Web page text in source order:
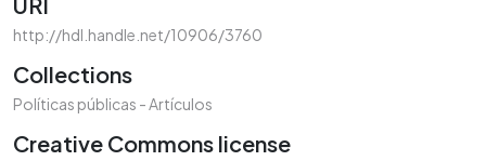
http://hdl.handle.net/10906/3760
Collections
Políticas públicas - Artículos
Creative Commons license